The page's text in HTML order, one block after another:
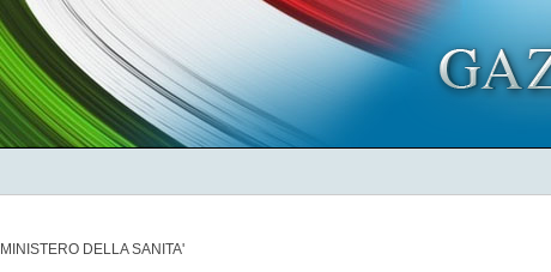
MINISTERO DELLA SANITA'